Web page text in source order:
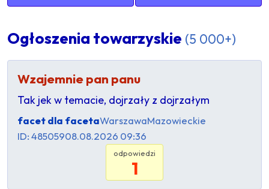
Ogłoszenia towarzyskie (5 000+)
Wzajemnie pan panu
Tak jek w temacie, dojrzały z dojrzałym
facet dla facetaWarszawaMazowieckie
ID: 48505908.08.2026 09:36
odpowiedzi
1